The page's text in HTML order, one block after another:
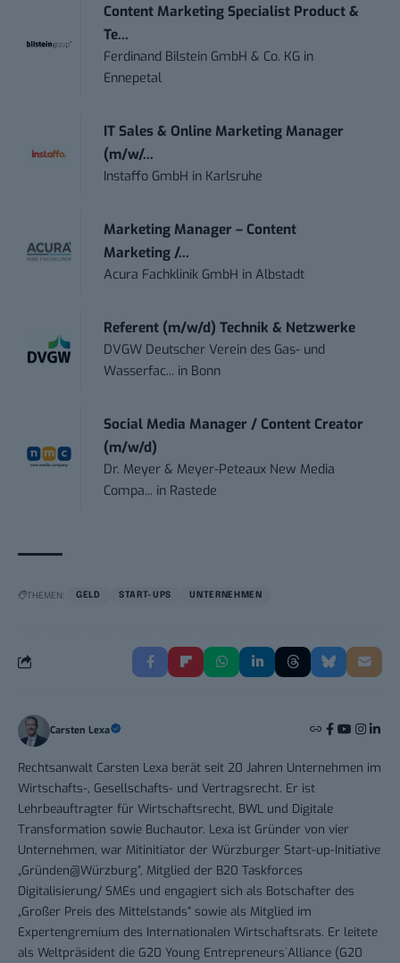
Content Marketing Specialist Product &
Te...
Ferdinand Bilstein GmbH & Co. KG in
Ennepetal
IT Sales & Online Marketing Manager
(m/w/...
Instaffo GmbH in Karlsruhe
Marketing Manager – Content
Marketing /...
Acura Fachklinik GmbH inAlbstadt
Referent (m/w/d) Technik & Netzwerke
DVGW Deutscher Verein des Gas- und
Wasserfac... in Bonn
Social Media Manager / Content Creator
(m/w/d)
Dr. Meyer & Meyer-Peteaux New Media
Compa... in Rastede
THEMEN: GELD START-UPS UNTERNEHMEN
Carsten Lexa
Rechtsanwalt Carsten Lexa berät seit 20 Jahren Unternehmen im
Wirtschafts-, Gesellschafts- und Vertragsrecht. Er ist
Lehrbeauftragter für Wirtschaftsrecht, BWL und Digitale
Transformation sowie Buchautor. Lexa ist Gründer von vier
Unternehmen, war Mitinitiator der Würzburger Start-up-Initiative
„Gründen@Würzburg”, Mitglied der B20 Taskforces
Digitalisierung/ SMEs und engagiert sich als Botschafter des
„Großer Preis des Mittelstands” sowie als Mitglied im
Expertengremium des Internationalen Wirtschaftsrats. Er leitete
als Weltpräsident die G20 Young Entrepreneurs´Alliance (G20